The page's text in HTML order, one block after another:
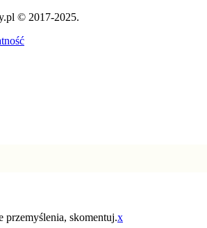
© 2017-2025.
przemyślenia, skomentuj.x